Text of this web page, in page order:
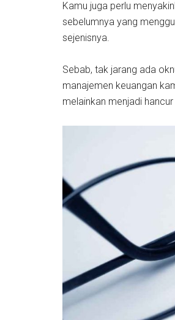
Kamu juga perlu
sebelumnya yang
sejenisnya.
Sebab, tak jarang ada
manajemen keuangan
melainkan menjadi